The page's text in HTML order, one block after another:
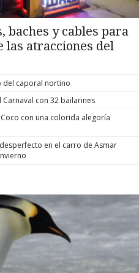
baches y cables para
las atracciones del
del caporal nortino
con 32 bailarines
con una colorida alegoría
en el carro de Asmar